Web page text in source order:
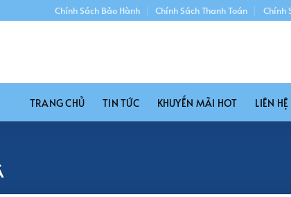
Chính Sách Bảo Hành Chính Sách Thanh Toán Chính
TRANG CHỦ TIN TỨC KHUYẾN MÃI HOT LIÊN HỆ